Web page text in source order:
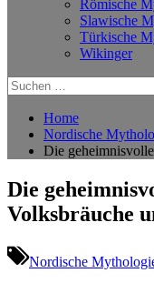
Römische
Slawische
Türkische
Wikinger
Suchen
nach:
Home
Nordische
Die
Die
Volksbräuche
Nordische